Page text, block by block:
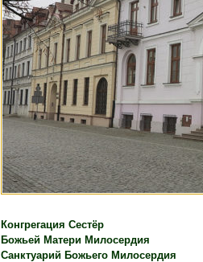
Конгрегация Сестёр
Божьей Матери Милосердия
Санктуарий Божьего Милосердия